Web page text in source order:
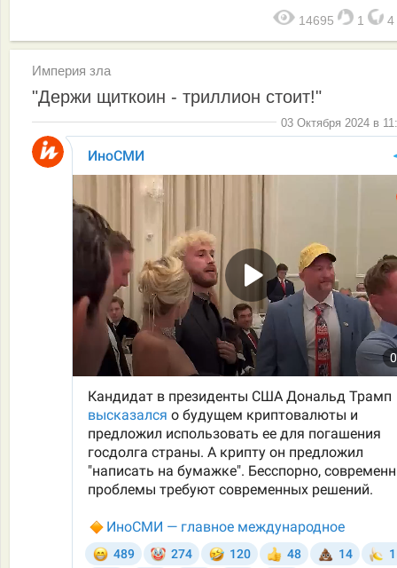
14695 1 4
Империя зла
"Держи щиткоин - триллион стоит!"
03 Октября 2024 в